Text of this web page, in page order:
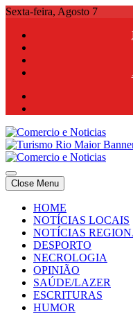
Skip
content
Sexta-feira, Agosto 7
Comercio e Noticias
Notícias e Publicidade Online
Comercio e Noticias
Notícias e Publicidade Online
Close Menu
HOME
NOTÍCIAS LOCAIS
NOTÍCIAS
DESPORTO
NECROLOGIA
OPINIÃO
SAÚDE/LAZER
ESCRITURAS
HUMOR